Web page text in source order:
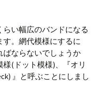
らい幅広のバンドになる
す。網代模様にするに
ばならないでしょうか
(ドット模様)、『オリ
』と呼ぶことにしまし